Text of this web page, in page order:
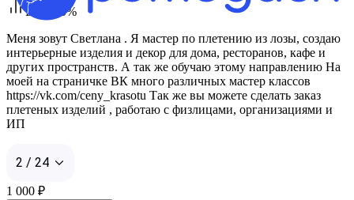
ERR 20%
Меня зовут Светлана . Я мастер по плетению из лозы, создаю
интерьерные изделия и декор для дома, ресторанов, кафе и
других пространств. А так же обучаю этому направлению На
моей на страничке ВК много различных мастер классов
https://vk.com/ceny_krasotu Так же вы можете сделать заказ
плетеных изделий , работаю с физлицами, организациями и
ИП
2 / 24
1 000 ₽